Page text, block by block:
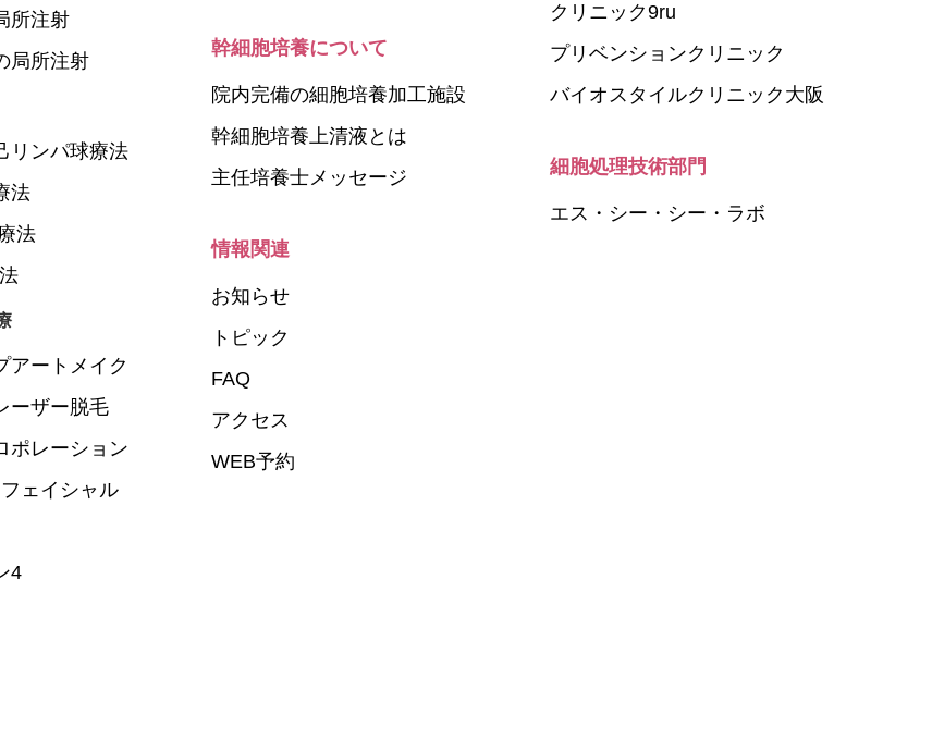
所注射
局所注射
リンパ球療法
法
法
アートメイク
ーザー脱毛
ポレーション
ェイシャル
4
幹細胞培養について
院内完備の細胞培養加工施設
幹細胞培養上清液とは
主任培養士メッセージ
情報関連
お知らせ
トピック
FAQ
アクセス
WEB予約
クリニック9ru
プリベンションクリニック
バイオスタイルクリニック大阪
細胞処理技術部門
エス・シー・シー・ラボ